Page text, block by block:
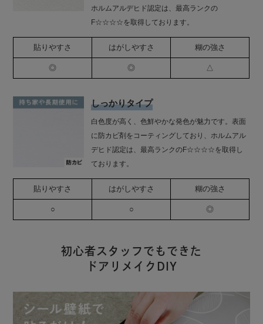
ホルムアルデヒド認定は、最高ランクの
F☆☆☆☆を取得しております。
貼りやすさ はがしやすさ 糊の強さ
◎ ◎ △
しっかりタイプ
白色度が高く、色鮮やかな発色が魅力です。表面
に防カビ剤をコーティングしており、ホルムアル
デヒド認定は、最高ランクのF☆☆☆☆を取得し
ております。
貼りやすさ はがしやすさ 糊の強さ
○ ○ ◎
初心者スタッフでもできた
ドアリメイクDIY